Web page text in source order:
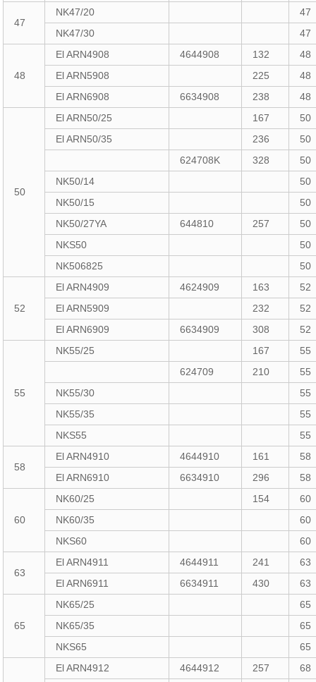
47
NK47/20
47
NK47/30
47
48
El ARN4908 4644908 132
48
El ARN5908
225
48
El ARN6908
6634908 238 48
50
El ARN50/25 167
50
El ARN50/35
236
50
624708K
328
50
NK50/14
50
NK50/15
50
NK50/27YA
644810 257
50
NKS50
50
NK506825
50
52
El ARN4909 4624909 163
52
El ARN5909
232
52
El ARN6909
6634909 308 52
55
NK55/25 167
55
624709
210
55
NK55/30
55
NK55/35
55
NKS55
55
58
El ARN4910 4644910 161
58
El ARN6910
6634910 296 58
60
NK60/25 154
60
NK60/35
60
NKS60
60
63
El ARN4911 4644911 241
63
El ARN6911
6634911 430 63
65
NK65/25
65
NK65/35
65
NKS65
65
El ARN4912
4644912 257
68